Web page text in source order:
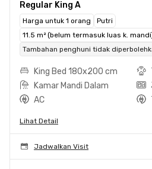
Regular King A
Harga untuk 1 orang
Putri
11.5 m² (belum termasuk luas k.
Tambahan penghuni tidak
King Bed 180x200 cm
Kamar Mandi Dalam
AC
Lihat Detail
Jadwalkan Visit